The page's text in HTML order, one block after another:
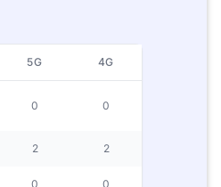
5G 4G
0 0
2 2
0 0